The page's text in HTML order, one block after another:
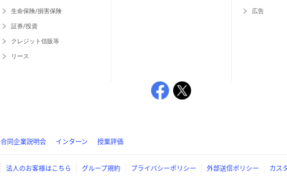
生命保険/損害保険
証券/投資
クレジット信販等
リース
広告
合同企業説明会 インターン 授業評価
法人のお客様はこちら グループ規約 プライバシーポリシー 外部送信ポリシー カス